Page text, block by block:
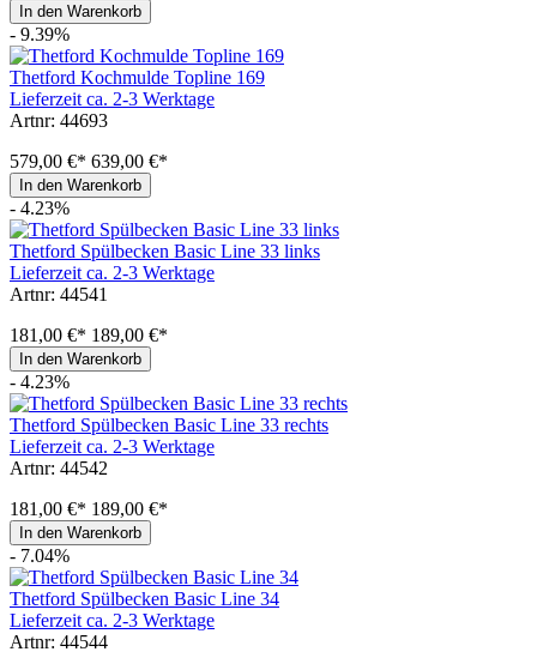
In den Warenkorb
- 9.39%
Thetford Kochmulde Topline 169
Lieferzeit ca. 2-3 Werktage
Artnr: 44693
579,00 €* 639,00 €*
In den Warenkorb
- 4.23%
Thetford Spülbecken Basic Line 33 links
Lieferzeit ca. 2-3 Werktage
Artnr: 44541
181,00 €* 189,00 €*
In den Warenkorb
- 4.23%
Thetford Spülbecken Basic Line 33 rechts
Lieferzeit ca. 2-3 Werktage
Artnr: 44542
181,00 €* 189,00 €*
In den Warenkorb
- 7.04%
Thetford Spülbecken Basic Line 34
Lieferzeit ca. 2-3 Werktage
Artnr: 44544